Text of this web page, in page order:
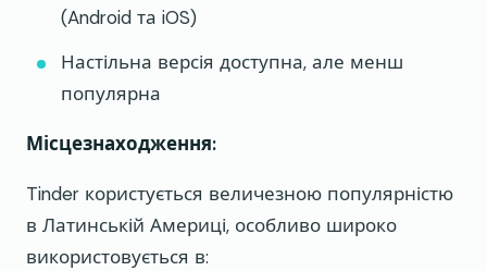
(Android та iOS)
Настільна версія доступна, але менш
популярна
Місцезнаходження:
Tinder користується величезною популярністю
в Латинській Америці, особливо широко
використовується в: